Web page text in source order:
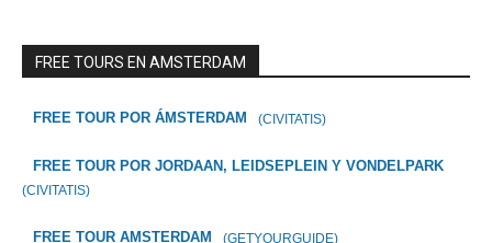
FREE TOURS EN AMSTERDAM
FREE TOUR POR ÁMSTERDAM (CIVITATIS)
FREE TOUR POR JORDAAN, LEIDSEPLEIN Y VONDELPARK
(CIVITATIS)
FREE TOUR AMSTERDAM (GETYOURGUIDE)